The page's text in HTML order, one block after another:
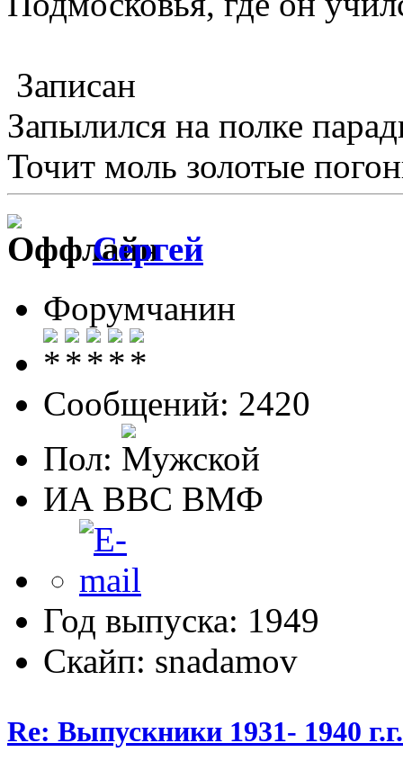
Записан
Запылился на полке
Точит моль золотые
Сергей
Форумчанин
Сообщений: 2420
Пол:
ИА ВВС ВМФ
Год выпуска: 1949
Скайп: snadamov
Re: Выпускники 1931- 1940